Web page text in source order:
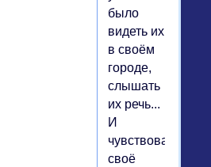
было
видеть их
в своём
городе,
слышать
их речь...
И
чувствовать
своё